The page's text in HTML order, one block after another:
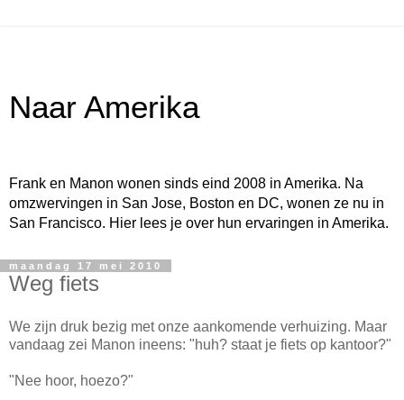
Naar Amerika
Frank en Manon wonen sinds eind 2008 in Amerika. Na
omzwervingen in San Jose, Boston en DC, wonen ze nu in
San Francisco. Hier lees je over hun ervaringen in Amerika.
maandag 17 mei 2010
Weg fiets
We zijn druk bezig met onze aankomende verhuizing. Maar
vandaag zei Manon ineens: "huh? staat je fiets op kantoor?"
"Nee hoor, hoezo?"